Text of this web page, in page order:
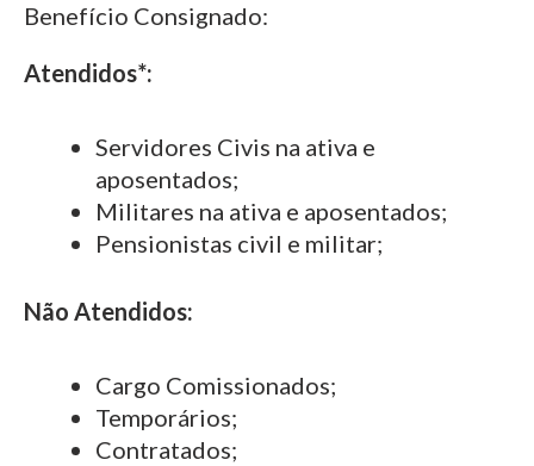
Benefício Consignado:
Atendidos*:
Servidores Civis na ativa e
aposentados;
Militares na ativa e aposentados;
Pensionistas civil e militar;
Não Atendidos:
Cargo Comissionados;
Temporários;
Contratados;